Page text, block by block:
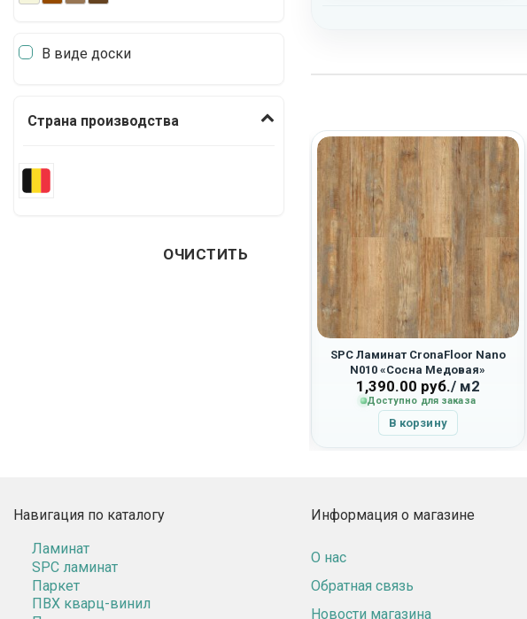
В виде доски
Страна производства
ОЧИСТИТЬ
SPC Ламинат CronaFloor Nano
N010 «Сосна Медовая»
1,390.00 руб./ м2
Доступно для заказа
В корзину
Навигация по каталогу
Ламинат
SPC ламинат
Паркет
ПВХ кварц-винил
Информация о магазине
О нас
Обратная связь
Новости магазина